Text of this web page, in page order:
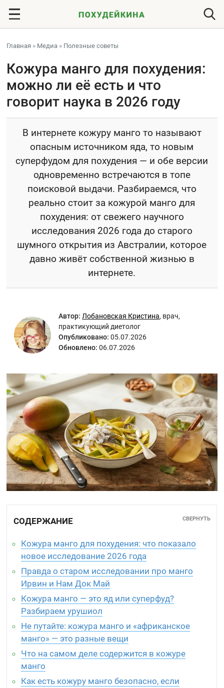
Главная » Медиа » Полезные советы
Кожура манго для похудения:
можно ли её есть и что
говорит наука в 2026 году
В интернете кожуру манго то называют
опасным источником яда, то новым
суперфудом для похудения — и обе версии
одновременно встречаются в топе
поисковой выдачи. Разбираемся, что
реально стоит за кожурой манго для
похудения: от свежего научного
исследования 2026 года до старого
шумного открытия из Австралии, которое
давно живёт собственной жизнью в
интернете.
Автор: Лобановская Кристина, врач,
практикующий диетолог
Опубликовано: 05.07.2026
Обновлено: 06.07.2026
СОДЕРЖАНИЕ СВЕРНУТЬ
Кожура манго для похудения: что показало
новое исследование 2026 года
Правда о старом исследовании про манго
Ирвин и Нам Док Май
Кожура манго — это яд или суперфуд?
Разбираем урушиол
Не путайте: кожура манго и «африканское
манго» — это разные вещи
Что на самом деле содержится в кожуре
манго
Как есть кожуру манго безопасно, если